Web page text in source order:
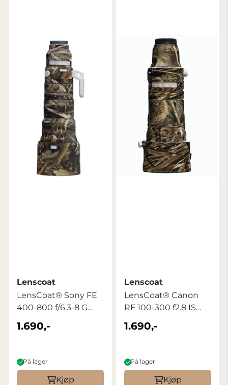
Lenscoat
LensCoat® Sony FE
400-800 f/6.3-8 G
OSS Realtree ...
1.690,-
På lager
Kjøp
Lenscoat
LensCoat® Canon
RF 100-300 f2.8 IS
Realtree Max5
1.690,-
På lager
Kjøp